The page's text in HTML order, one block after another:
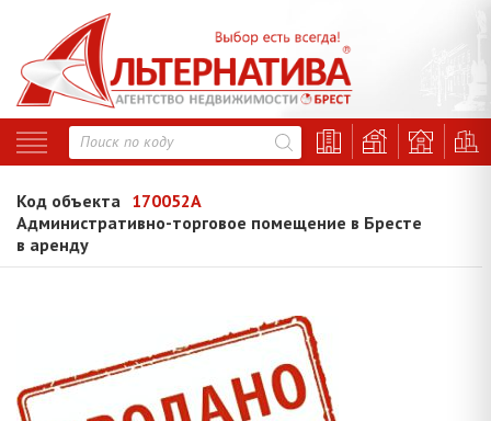
Код объекта 170052A
Административно-торговое помещение в Бресте
в аренду